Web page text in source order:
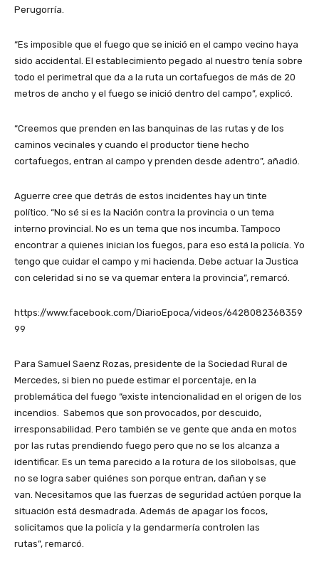
Perugorría.
“Es imposible que el fuego que se inició en el campo vecino haya
sido accidental. El establecimiento pegado al nuestro tenía sobre
todo el perimetral que da a la ruta un cortafuegos de más de 20
metros de ancho y el fuego se inició dentro del campo”, explicó.
“Creemos que prenden en las banquinas de las rutas y de los
caminos vecinales y cuando el productor tiene hecho
cortafuegos, entran al campo y prenden desde adentro”, añadió.
Aguerre cree que detrás de estos incidentes hay un tinte
político. “No sé si es la Nación contra la provincia o un tema
interno provincial. No es un tema que nos incumba. Tampoco
encontrar a quienes inician los fuegos, para eso está la policía. Yo
tengo que cuidar el campo y mi hacienda. Debe actuar la Justica
con celeridad si no se va quemar entera la provincia”, remarcó.
https://www.facebook.com/DiarioEpoca/videos/6428082368359
99
Para Samuel Saenz Rozas, presidente de la Sociedad Rural de
Mercedes, si bien no puede estimar el porcentaje, en la
problemática del fuego “existe intencionalidad en el origen de los
incendios. Sabemos que son provocados, por descuido,
irresponsabilidad. Pero también se ve gente que anda en motos
por las rutas prendiendo fuego pero que no se los alcanza a
identificar. Es un tema parecido a la rotura de los silobolsas, que
no se logra saber quiénes son porque entran, dañan y se
van. Necesitamos que las fuerzas de seguridad actúen porque la
situación está desmadrada. Además de apagar los focos,
solicitamos que la policía y la gendarmería controlen las
rutas”, remarcó.